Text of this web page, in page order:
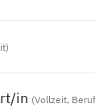
in (Vollzeit,